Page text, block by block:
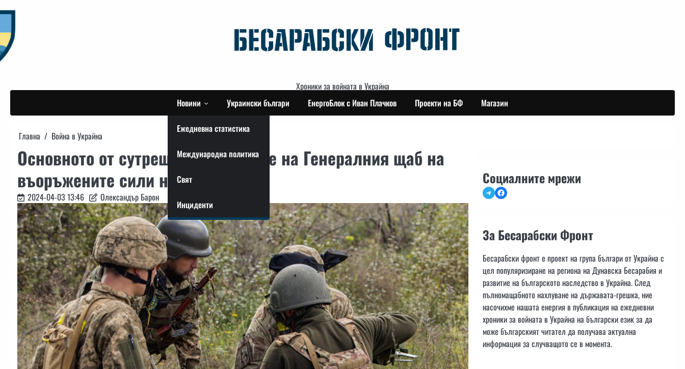
to
content
Хроники за войната в Украйна
Новини
Ежедневна статистика
Международна политика
Свят
Инциденти
Украински българи ЕнергоБлок с Иван Плачков Проекти на БФ Магазин
Главна Война в Украйна
Основното от сутрешното събрание на Генералния щаб на
въоръжените сили на Украйна
2024-04-03 13:46 Олександър Барон
Социалните мрежи
TelegramFacebook
За Бесарабски Фронт
Бесарабски фронт е проект на група българи от Украйна с
цел популяризиране на региона на Дунавска Бесарабия и
развитие на българското наследство в Украйна. След
пълномащабното нахлуване на държавата-грешка, ние
насочихме нашата енергия в публикация на ежедневни
хроники за войната в Украйна на български език за да
може българският читател да получава актуална
информация за случващото се в момента.